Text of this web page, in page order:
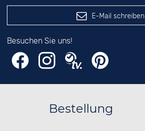
E-Mail schreiben
Besuchen Sie uns!
Bestellung